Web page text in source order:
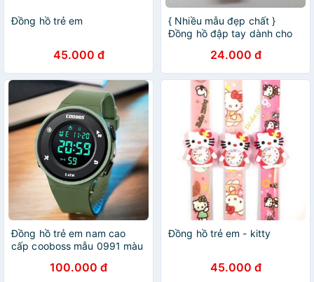
Đồng hồ trẻ em
45.000 đ
{ Nhiều mẫu đẹp chất }
Đồng hồ đập tay dành cho
24.000 đ
Đồng hồ trẻ em nam cao
cấp cooboss mẫu 0991 màu
100.000 đ
Đồng hồ trẻ em - kitty
45.000 đ